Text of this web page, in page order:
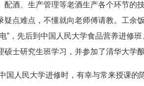
配酒、生产管理等老酒生产各个环节的
疑点难点，不懂就向老师傅请教。工余
”，先后到中国人民大学食品营养进修
士研究生班学习，并参加了清华大学
人民大学进修时，有幸与常来授课的